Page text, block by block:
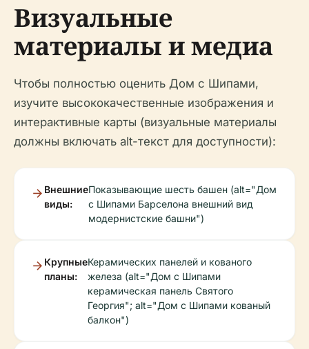
Визуальные
материалы и медиа
Чтобы полностью оценить Дом с Шипами,
изучите высококачественные изображения и
интерактивные карты (визуальные материалы
должны включать alt-текст для доступности):
Внешние
виды:
Показывающие шесть башен (alt="Дом
с Шипами Барселона внешний вид
модернистские башни")
Крупные
планы:
Керамических панелей и кованого
железа (alt="Дом с Шипами
керамическая панель Святого
Георгия"; alt="Дом с Шипами кованый
балкон")